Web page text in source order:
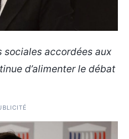
sociales accordées aux
d’alimenter le débat